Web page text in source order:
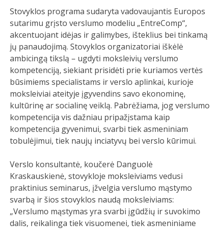
Stovyklos programa sudaryta vadovaujantis Europos
sutarimu grįsto verslumo modeliu „EntreComp“,
akcentuojant idėjas ir galimybes, išteklius bei tinkamą
jų panaudojimą. Stovyklos organizatoriai iškėlė
ambicingą tikslą – ugdyti moksleivių verslumo
kompetenciją, siekiant prisidėti prie kuriamos vertės
būsimiems specialistams ir verslo aplinkai, kurioje
moksleiviai ateityje įgyvendins savo ekonominę,
kultūrinę ar socialinę veiklą. Pabrėžiama, jog verslumo
kompetencija vis dažniau pripažįstama kaip
kompetencija gyvenimui, svarbi tiek asmeniniam
tobulėjimui, tiek naujų inciatyvų bei verslo kūrimui.
Verslo konsultantė, koučerė Danguolė
Kraskauskienė, stovykloje moksleiviams vedusi
praktinius seminarus, įžvelgia verslumo mąstymo
svarbą ir šios stovyklos naudą moksleiviams:
„Verslumo mąstymas yra svarbi įgūdžių ir suvokimo
dalis, reikalinga tiek visuomenei, tiek asmeniniame